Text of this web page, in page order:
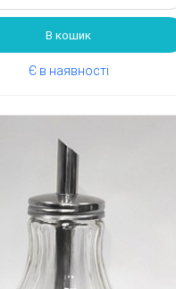
В кошик
Є в наявності